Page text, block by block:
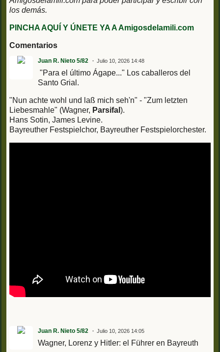
los demás.
PINCHA AQUÍ Y ÚNETE YA A Amigosdelamili.com
Comentarios
Juan R. Nieto 5/82 Julio 10, 2026 14:48
"Para el último Ágape..." Los caballeros del
Santo Grial.
"Nun achte wohl und laß mich seh'n" - "Zum letzten
Liebesmahle" (Wagner, Parsifal ).
Hans Sotin, James Levine.
Bayreuther Festspielchor, Bayreuther Festspielorchester.
Juan R. Nieto 5/82 Julio 10, 2026 14:05
Wagner, Lorenz y Hitler: el Führer en Bayreuth